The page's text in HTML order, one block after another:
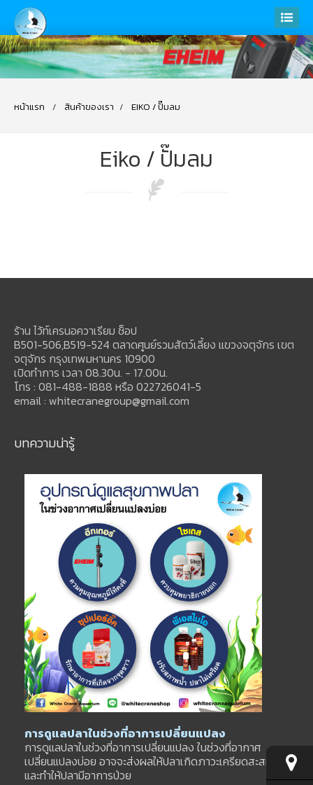
หน้าแรก สินค้าของเรา EIKO / ปั๊มลม
Eiko / ปั๊มลม
ร้าน ไว้ท์เครนอควาเรียม ช็อป
B501-506,B519-524 ตลาดศูนย์รวมสัตว์เลี้ยง แขวงจตุจักร เขต
จตุจักร กรุงเทพมหานคร 10900
เปิดทำการ เวลา 08.30น. - 17.00น.
โทร : 081-488-1888 หรือ 022726041-5
email : whitecranegroup@gmail.com
บทความน่ารู้
การดูแลปลาในช่วงที่อาการเปลี่ยนแปลง
การดูแลปลาในช่วงที่อาการเปลี่ยนแปลง ในช่วงที่อากาศ
เปลี่ยนแปลงบ่อย อาจจะส่งผลให้ปลาเกิดภาวะเครียดสะสม
และทำให้ปลามีอาการป่วย